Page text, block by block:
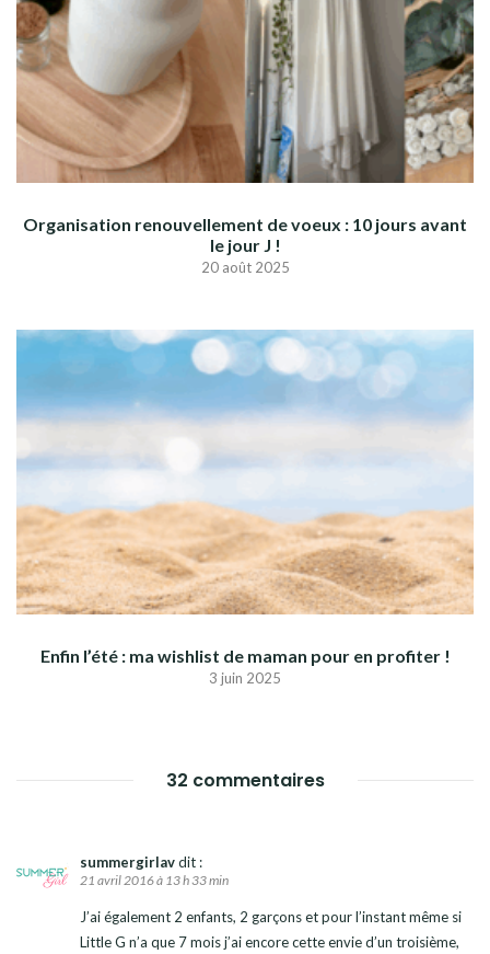
Organisation renouvellement de voeux : 10 jours avant
le jour J !
20 août 2025
Enfin l’été : ma wishlist de maman pour en profiter !
3 juin 2025
32 commentaires
summergirlavdit :
21 avril 2016 à 13 h 33 min
J’ai également 2 enfants, 2 garçons et pour l’instant même si
Little G n’a que 7 mois j’ai encore cette envie d’un troisième,